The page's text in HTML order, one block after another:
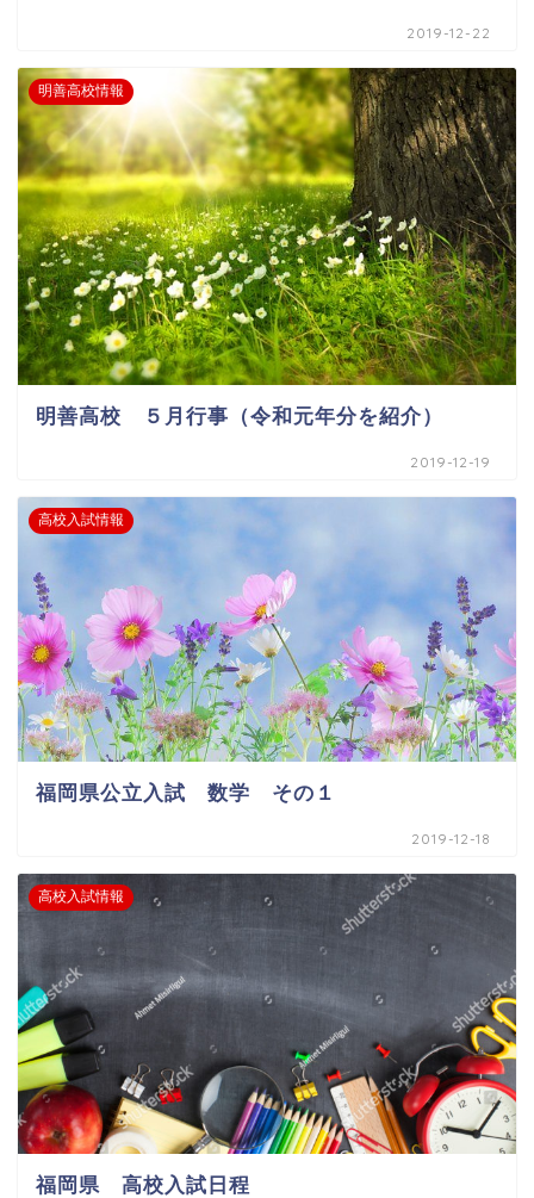
2019-12-22
明善高校情報
明善高校 ５月行事（令和元年分を紹介）
2019-12-19
高校入試情報
福岡県公立入試 数学 その１
2019-12-18
高校入試情報
福岡県 高校入試日程